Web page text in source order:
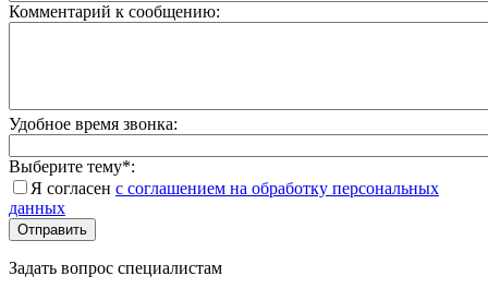
Комментарий к сообщению:
Удобное время звонка:
Выберите тему*:
Я согласен с соглашением на обработку персональных
данных
Задать вопрос специалистам